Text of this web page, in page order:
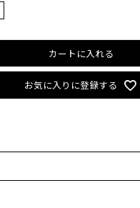
お気に入りに登録する
カートに入れる
グリセレス-26、ナイアシンア
スクバラ花水、1,2-ヘキサン